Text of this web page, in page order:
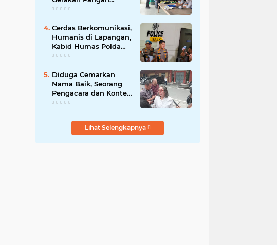
Murah Polri, Jual 3 Ton
Cerdas Berkomunikasi,
Humanis di Lapangan,
Kabid Humas Polda
Sumut Tanamkan
Siswa SPN Hinai
Diduga Cemarkan
Nama Baik, Seorang
Pengacara dan Konten
Kreator Dilaporkan ke
Lihat Selengkapnya